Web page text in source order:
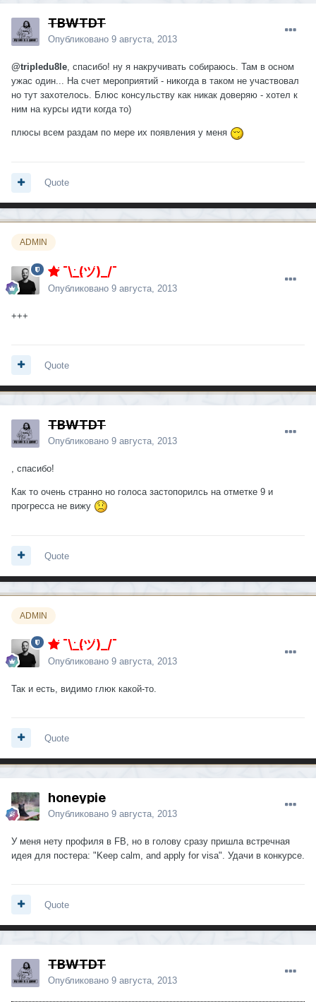
TBWTDT
Опубликовано 9 августа, 2013
@tripledu8le, спасибо! ну я накручивать собираюсь. Там в осном
ужас один... На счет мероприятий - никогда в таком не участвовал
но тут захотелось. Блюс консульству как никак доверяю - хотел к
ним на курсы идти когда то)
плюсы всем раздам по мере их появления у меня
Quote
ADMIN
¯\_(ツ)_/¯
Опубликовано 9 августа, 2013
+++
Quote
TBWTDT
Опубликовано 9 августа, 2013
, спасибо!
Как то очень странно но голоса застопорилсь на отметке 9 и
прогресса не вижу
Quote
ADMIN
¯\_(ツ)_/¯
Опубликовано 9 августа, 2013
Так и есть, видимо глюк какой-то.
Quote
honeypie
Опубликовано 9 августа, 2013
У меня нету профиля в FB, но в голову сразу пришла встречная
идея для постера: "Keep calm, and apply for visa". Удачи в конкурсе.
Quote
TBWTDT
Опубликовано 9 августа, 2013